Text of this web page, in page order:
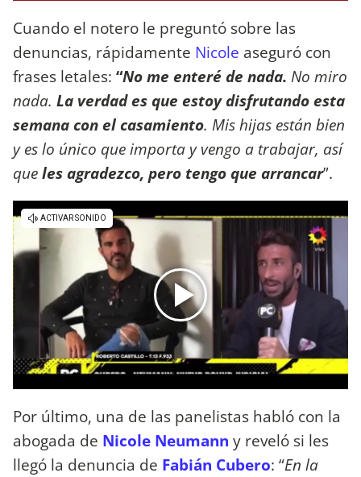
Cuando el notero le preguntó sobre las
denuncias, rápidamente Nicole aseguró con
frases letales: “No me enteré de nada. No miro
nada. La verdad es que estoy disfrutando esta
semana con el casamiento. Mis hijas están bien
y es lo único que importa y vengo a trabajar, así
queles agradezco, pero tengo que arrancar”.
Por último, una de las panelistas habló con la
abogada de Nicole Neumann y reveló si les
llegó la denuncia de Fabián Cubero: “En la